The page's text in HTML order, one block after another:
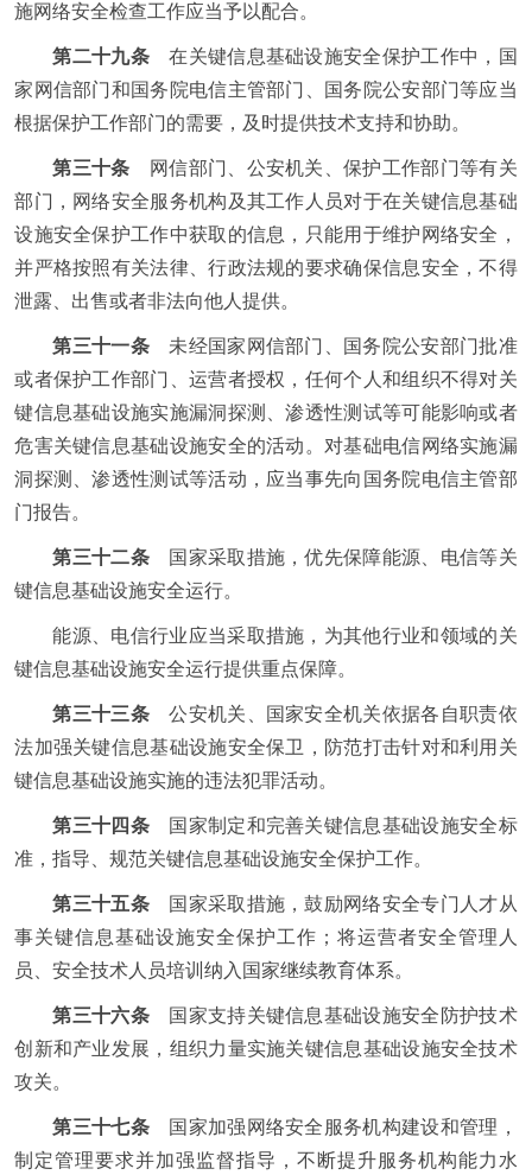
施网络安全检查工作应当予以配合。
第二十九条在关键信息基础设施安全保护工作中，国
家网信部门和国务院电信主管部门、国务院公安部门等应当
根据保护工作部门的需要，及时提供技术支持和协助。
第三十条 网信部门、公安机关、保护工作部门等有关
部门，网络安全服务机构及其工作人员对于在关键信息基础
设施安全保护工作中获取的信息，只能用于维护网络安全，
并严格按照有关法律、行政法规的要求确保信息安全，不得
泄露、出售或者非法向他人提供。
第三十一条 未经国家网信部门、国务院公安部门批准
或者保护工作部门、运营者授权，任何个人和组织不得对关
键信息基础设施实施漏洞探测、渗透性测试等可能影响或者
危害关键信息基础设施安全的活动。对基础电信网络实施漏
洞探测、渗透性测试等活动，应当事先向国务院电信主管部
门报告。
第三十二条国家采取措施，优先保障能源、电信等关
键信息基础设施安全运行。
能源、电信行业应当采取措施，为其他行业和领域的关
键信息基础设施安全运行提供重点保障。
第三十三条公安机关、国家安全机关依据各自职责依
法加强关键信息基础设施安全保卫，防范打击针对和利用关
键信息基础设施实施的违法犯罪活动。
第三十四条国家制定和完善关键信息基础设施安全标
准，指导、规范关键信息基础设施安全保护工作。
第三十五条国家采取措施，鼓励网络安全专门人才从
事关键信息基础设施安全保护工作；将运营者安全管理人
员、安全技术人员培训纳入国家继续教育体系。
第三十六条国家支持关键信息基础设施安全防护技术
创新和产业发展，组织力量实施关键信息基础设施安全技术
攻关。
第三十七条国家加强网络安全服务机构建设和管理，
制定管理要求并加强监督指导，不断提升服务机构能力水